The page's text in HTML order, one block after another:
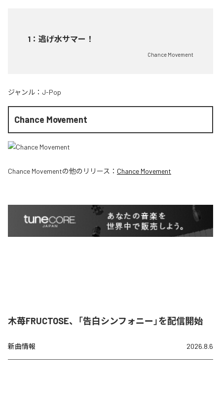
1 ： 逃げ水サマー！
Chance Movement
ジャンル： J-Pop
Chance Movement
Chance Movementの他のリリース： Chance Movement
木苺FRUCTOSE、「告白シンフォニー」を配信開始
新曲情報 2026.8.6